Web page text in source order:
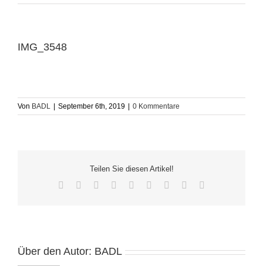
IMG_3548
Von BADL September 6th, 2019 0 Kommentare
Teilen Sie diesen Artikel!
Facebook
TwitterReddit LinkedInWhatsApp
TumblrPinterest
Über den Autor: BADL